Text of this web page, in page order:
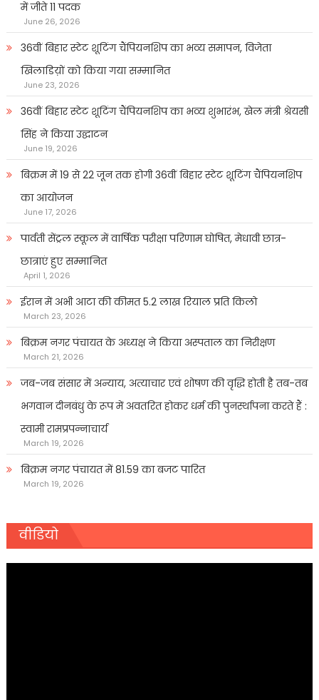
में जीते 11 पदक
June 26, 2026
36वीं बिहार स्टेट शूटिंग चैंपियनशिप का भव्य समापन, विजेता
खिलाडिय़ों को किया गया सम्मानित
June 23, 2026
36वीं बिहार स्टेट शूटिंग चैंपियनशिप का भव्य शुभारंभ, खेल मंत्री श्रेयसी
सिंह ने किया उद्घाटन
June 19, 2026
बिक्रम में 19 से 22 जून तक होगी 36वीं बिहार स्टेट शूटिंग चैंपियनशिप
का आयोजन
June 17, 2026
पार्वती सेंट्रल स्कूल में वार्षिक परीक्षा परिणाम घोषित, मेधावी छात्र-
छात्राएं हुए सम्मानित
April 1, 2026
ईरान में अभी आटा की कीमत 5.2 लाख रियाल प्रति किलो
March 23, 2026
बिक्रम नगर पंचायत के अध्यक्ष ने किया अस्पताल का निरीक्षण
March 21, 2026
जब-जब संसार में अन्याय, अत्याचार एवं शोषण की वृद्धि होती है तब-तब
भगवान दीनबंधु के रूप में अवतरित होकर धर्म की पुनर्स्थापना करते हैं :
स्वामी रामप्रपन्नाचार्य
March 19, 2026
बिक्रम नगर पंचायत में 81.59 का बजट पारित
March 19, 2026
वीडियो